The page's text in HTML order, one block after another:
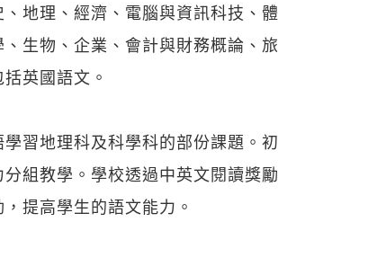
地理、經濟、電腦與資訊科技、體
生物、企業、會計與財務概論、旅
英國語文。
習地理科及科學科的部份課題。初
組教學。學校透過中英文閱讀獎勵
提高學生的語文能力。